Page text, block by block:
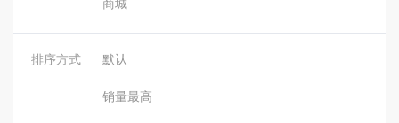
排序方式 默认
销量最高